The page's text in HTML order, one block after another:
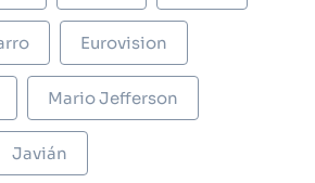
Eurovision
Mario Jefferson
Javián